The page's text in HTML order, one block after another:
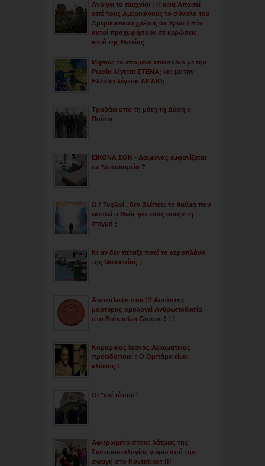
Ανοίγει το παιχνίδι ! Η κίνα Απαιτεί
από τους Αμερικάνους το σύνολο του
Αμερικανικού χρέους σε Χρυσό Εάν
αυτοί προχωρήσουν σε κυρώσεις
κατά της Ρωσίας
Μήπως το επόμενο επεισόδιο με την
Ρωσία λέγεται ΣΤΕΝΑ; και με την
Ελλάδα λέγεται ΑΙΓΑΙΟ;
Τραβάει από τη μύτη τη Δύση ο
Πούτιν
ΕΙΚΟΝΑ ΣΟΚ - Δαίμονας εμφανίζεται
σε Νοσοκομείο ?
Ω ! Τυφλοί , δεν βλέπετε το θαύμα που
εκτελεί ο Θεός για εσάς αυτήν τη
στιγμή ;
Κι άν δεν πέταξε ποτέ το αεροπλάνο
της Μαλαισίας ;
Αποκάλυψη σοκ !!! Αυτόπτης
μάρτυρας ομολογεί Ανθρωποθυσία
στο Bohemian Groove ! ! !
Κορυφαίος Ιρανός Αξιωματικός
προειδοποιεί : Ο Ομπάμα είναι
κλώνος !
Οι "επί τόπου"
Αφιερωμένο στους λάτρεις της
Συνωμοσιολογίας γώρω από την
σφαγή στο Κονέκτικατ !!!